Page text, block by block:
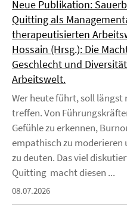
Neue Publikation:
Quitting als
therapeutisierten
Hossain (Hrsg.): Die
Geschlecht und
Arbeitswelt.
Wer heute führt, soll
treffen. Von
Gefühle zu erkennen,
empathisch zu moderieren
zu deuten. Das viel
Quitting macht diesen ...
08.07.2026